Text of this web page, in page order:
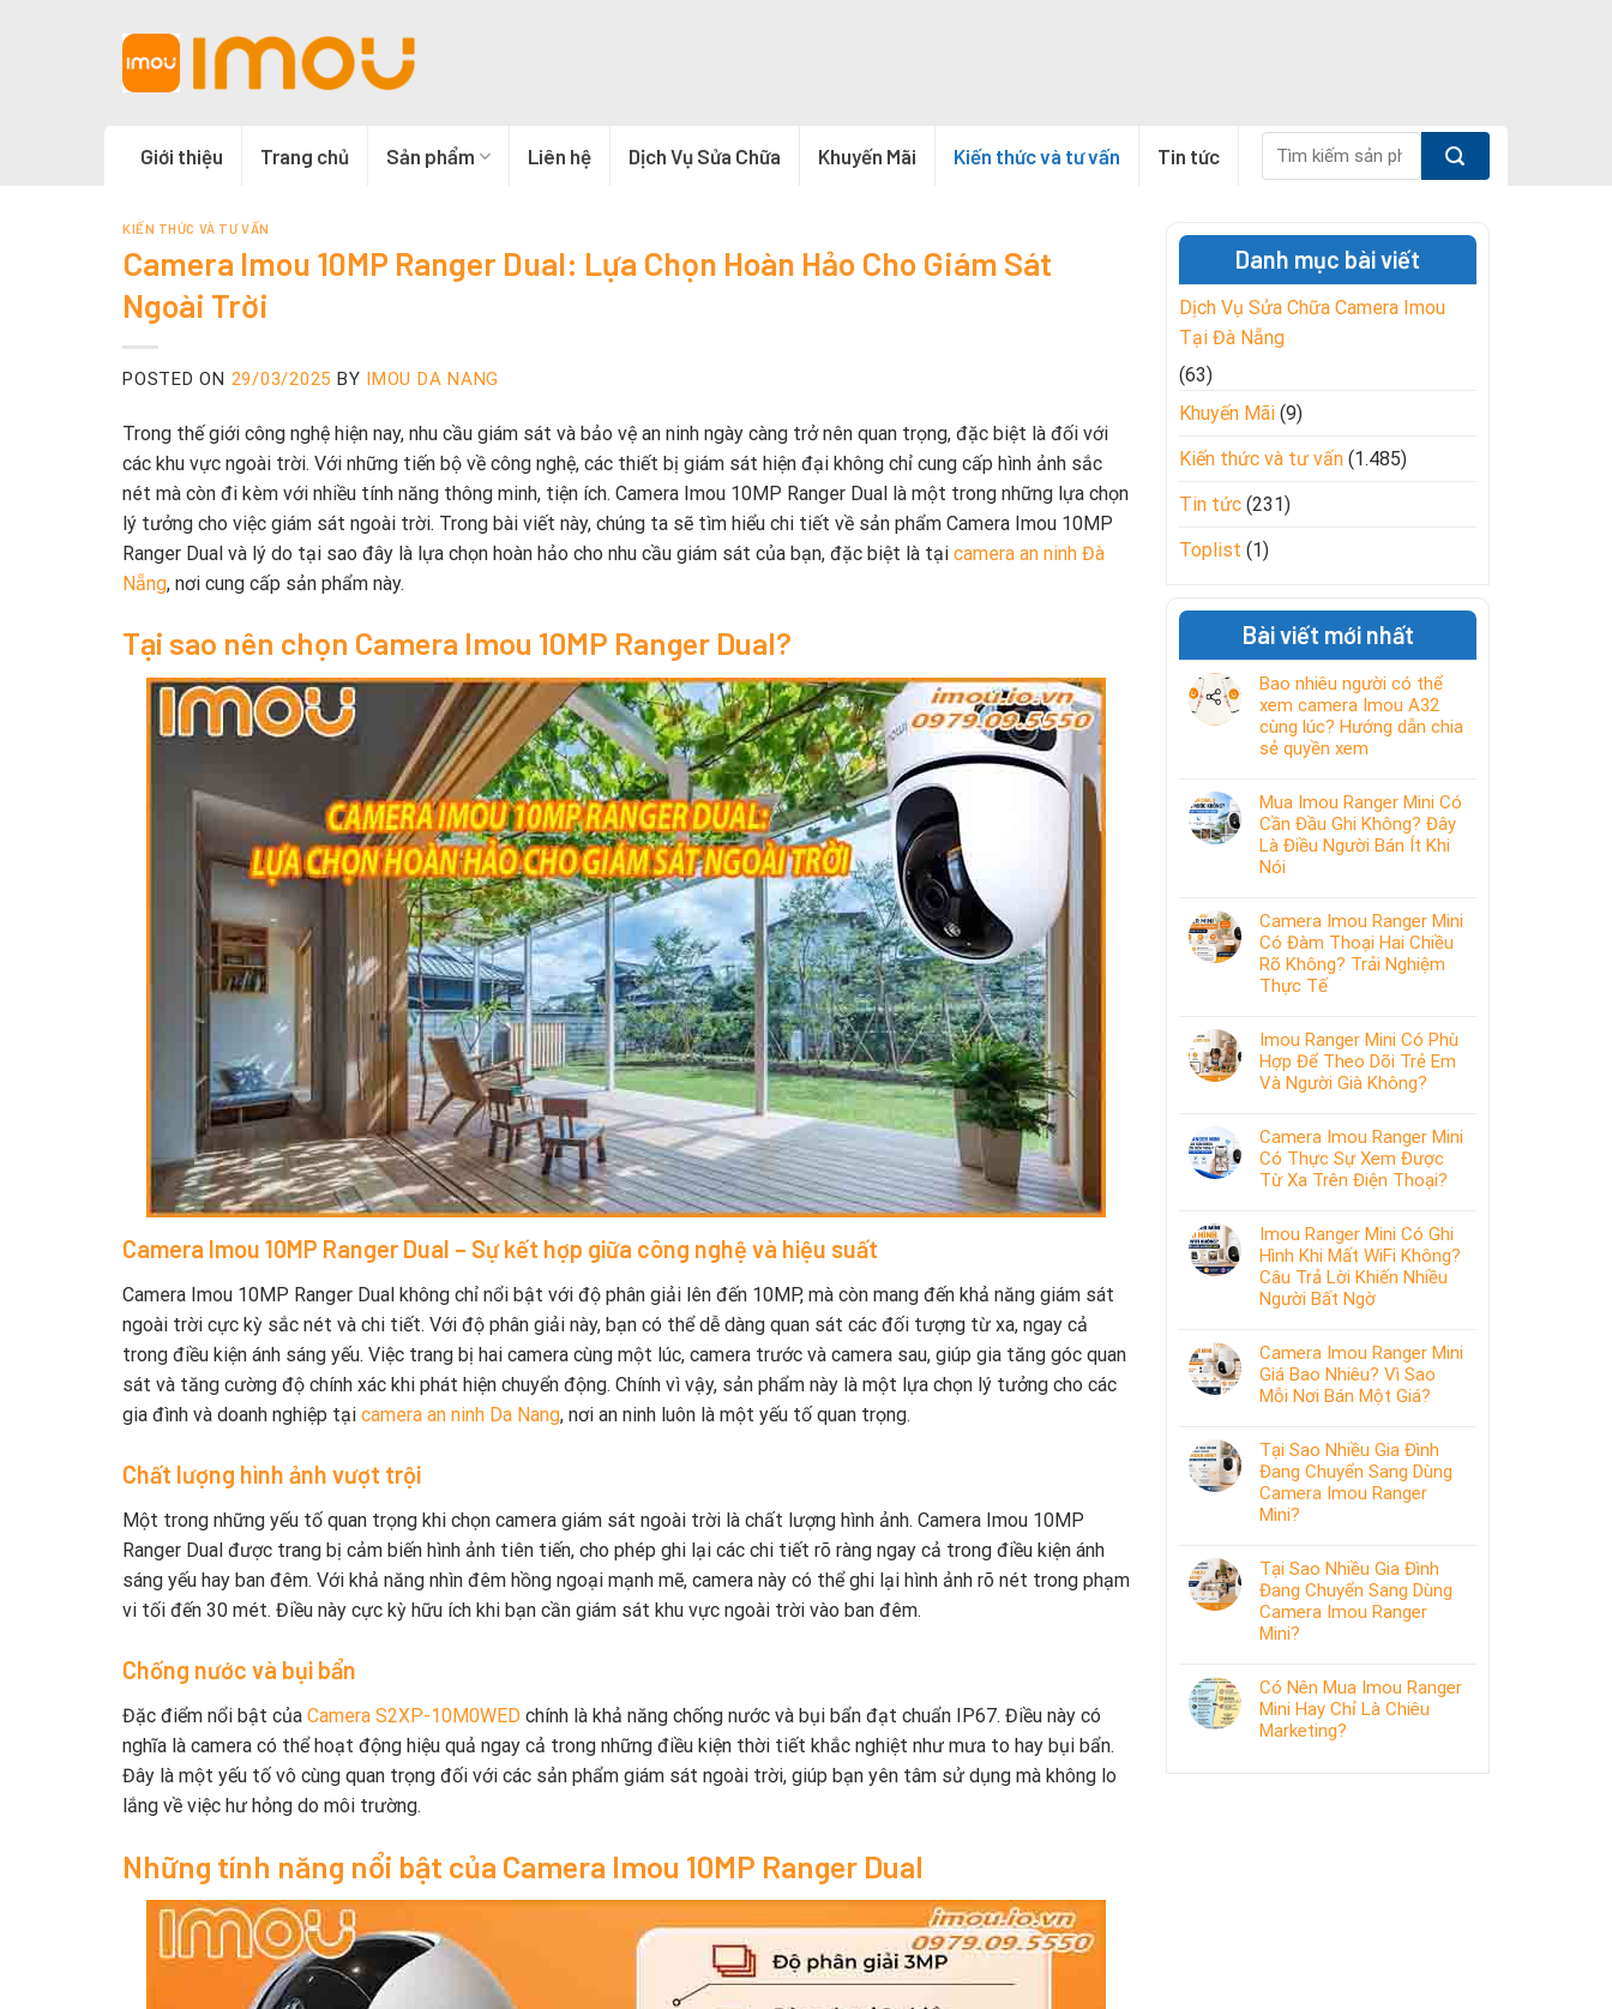
Giới thiệu Trang chủ Sản phẩm Liên hệ Dịch Vụ Sửa Chữa Khuyến Mãi Kiến thức và tư vấn Tin tức
kiếm:
KIẾN THỨC VÀ TƯ VẤN
Camera Imou 10MP Ranger Dual: Lựa Chọn Hoàn Hảo Cho Giám Sát
Ngoài Trời
POSTED ON 29/03/2025 BY IMOU DA NANG
Trong thế giới công nghệ hiện nay, nhu cầu giám sát và bảo vệ an ninh ngày càng trở nên quan trọng, đặc biệt là đối với
các khu vực ngoài trời. Với những tiến bộ về công nghệ, các thiết bị giám sát hiện đại không chỉ cung cấp hình ảnh sắc
nét mà còn đi kèm với nhiều tính năng thông minh, tiện ích. Camera Imou 10MP Ranger Dual là một trong những lựa chọn
lý tưởng cho việc giám sát ngoài trời. Trong bài viết này, chúng ta sẽ tìm hiểu chi tiết về sản phẩm Camera Imou 10MP
Ranger Dual và lý do tại sao đây là lựa chọn hoàn hảo cho nhu cầu giám sát của bạn, đặc biệt là tại camera an ninh Đà
Nẵng, nơi cung cấp sản phẩm này.
Tại sao nên chọn Camera Imou 10MP Ranger Dual?
Camera Imou 10MP Ranger Dual – Sự kết hợp giữa công nghệ và hiệu suất
Camera Imou 10MP Ranger Dual không chỉ nổi bật với độ phân giải lên đến 10MP, mà còn mang đến khả năng giám sát
ngoài trời cực kỳ sắc nét và chi tiết. Với độ phân giải này, bạn có thể dễ dàng quan sát các đối tượng từ xa, ngay cả
trong điều kiện ánh sáng yếu. Việc trang bị hai camera cùng một lúc, camera trước và camera sau, giúp gia tăng góc quan
sát và tăng cường độ chính xác khi phát hiện chuyển động. Chính vì vậy, sản phẩm này là một lựa chọn lý tưởng cho các
gia đình và doanh nghiệp tại camera an ninh Da Nang, nơi an ninh luôn là một yếu tố quan trọng.
Chất lượng hình ảnh vượt trội
Một trong những yếu tố quan trọng khi chọn camera giám sát ngoài trời là chất lượng hình ảnh. Camera Imou 10MP
Ranger Dual được trang bị cảm biến hình ảnh tiên tiến, cho phép ghi lại các chi tiết rõ ràng ngay cả trong điều kiện ánh
sáng yếu hay ban đêm. Với khả năng nhìn đêm hồng ngoại mạnh mẽ, camera này có thể ghi lại hình ảnh rõ nét trong phạm
vi tối đến 30 mét. Điều này cực kỳ hữu ích khi bạn cần giám sát khu vực ngoài trời vào ban đêm.
Chống nước và bụi bẩn
Đặc điểm nổi bật của Camera S2XP-10M0WED chính là khả năng chống nước và bụi bẩn đạt chuẩn IP67. Điều này có
nghĩa là camera có thể hoạt động hiệu quả ngay cả trong những điều kiện thời tiết khắc nghiệt như mưa to hay bụi bẩn.
Đây là một yếu tố vô cùng quan trọng đối với các sản phẩm giám sát ngoài trời, giúp bạn yên tâm sử dụng mà không lo
lắng về việc hư hỏng do môi trường.
Những tính năng nổi bật của Camera Imou 10MP Ranger Dual
Danh mục bài viết
Dịch Vụ Sửa Chữa Camera Imou
Tại Đà Nẵng
(63)
Khuyến Mãi (9)
Kiến thức và tư vấn (1.485)
Tin tức (231)
Toplist (1)
Bài viết mới nhất
Bao nhiêu người có thể
xem camera Imou A32
cùng lúc? Hướng dẫn chia
sẻ quyền xem
Mua Imou Ranger Mini Có
Cần Đầu Ghi Không? Đây
Là Điều Người Bán Ít Khi
Nói
Camera Imou Ranger Mini
Có Đàm Thoại Hai Chiều
Rõ Không? Trải Nghiệm
Thực Tế
Imou Ranger Mini Có Phù
Hợp Để Theo Dõi Trẻ Em
Và Người Già Không?
Camera Imou Ranger Mini
Có Thực Sự Xem Được
Từ Xa Trên Điện Thoại?
Imou Ranger Mini Có Ghi
Hình Khi Mất WiFi Không?
Câu Trả Lời Khiến Nhiều
Người Bất Ngờ
Camera Imou Ranger Mini
Giá Bao Nhiêu? Vì Sao
Mỗi Nơi Bán Một Giá?
Tại Sao Nhiều Gia Đình
Đang Chuyển Sang Dùng
Camera Imou Ranger
Mini?
Tại Sao Nhiều Gia Đình
Đang Chuyển Sang Dùng
Camera Imou Ranger
Mini?
Có Nên Mua Imou Ranger
Mini Hay Chỉ Là Chiêu
Marketing?